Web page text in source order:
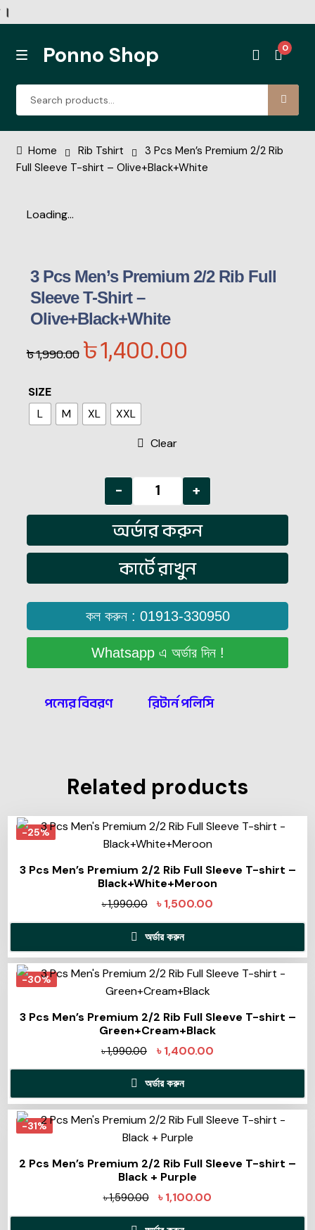
Ponno Shop 0
Denim Single Pocket Coller Shirt
Print Half Sleeve
Home Rib Tshirt
3 Pcs Men’s Premium 2/2 Rib
Full Sleeve T-shirt – Olive+Black+White
Loading...
3 Pcs Men’s Premium 2/2 Rib Full
Sleeve T-Shirt –
Olive+Black+White
৳1,990.00৳1,400.00
SIZE
L
M XL
XXL
Clear
- +
অর্ডার করুন
কার্টে রাখুন
কল করুন : 01913-330950
Whatsapp এ অর্ডার দিন !
পন্যের বিবরণ রিটার্ন পলিসি
Related products
-25%
3 Pcs Men’s Premium 2/2 Rib Full Sleeve T-shirt –
Black+White+Meroon
৳1,990.00 ৳1,500.00
অর্ডার করুন
-30%
3 Pcs Men’s Premium 2/2 Rib Full Sleeve T-shirt –
Green+Cream+Black
৳1,990.00 ৳1,400.00
অর্ডার করুন
-31%
2 Pcs Men’s Premium 2/2 Rib Full Sleeve T-shirt –
Black + Purple
৳1,590.00 ৳1,100.00